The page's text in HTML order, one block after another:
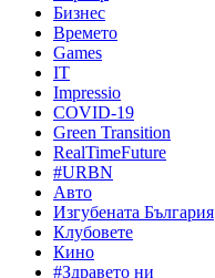
Бизнес
Времето
Games
IT
Impressio
COVID-19
Green Transition
RealTimeFuture
#URBN
Авто
Изгубената България
Клубовете
Кино
#Здравето ни